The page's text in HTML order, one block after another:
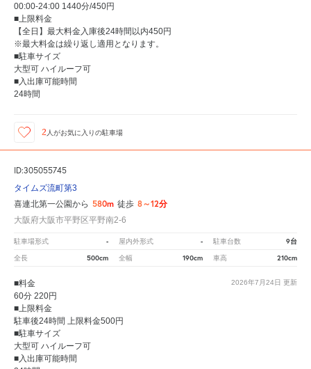
00:00-24:00 1440分/450円
■上限料金
【全日】最大料金入庫後24時間以内450円
※最大料金は繰り返し適用となります。
■駐車サイズ
大型可 ハイルーフ可
■入出庫可能時間
24時間
2 人がお気に入りの駐車場
ID:305055745
タイムズ流町第3
喜連北第一公園から 580m 徒歩 8～12分
大阪府大阪市平野区平野南2-6
駐車場形式 - 屋内外形式 - 駐車台数 9台
全長 500cm 全幅 190cm 車高 210cm
2026年7月24日 更新
■料金
60分 220円
■上限料金
駐車後24時間 上限料金500円
■駐車サイズ
大型可 ハイルーフ可
■入出庫可能時間